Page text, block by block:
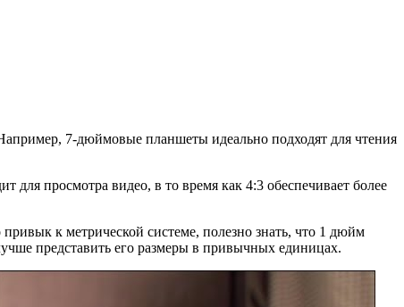
7-дюймовые планшеты идеально подходят для чтения
просмотра видео, в то время как 4:3 обеспечивает более
к метрической системе, полезно знать, что 1 дюйм
представить его размеры в привычных единицах.